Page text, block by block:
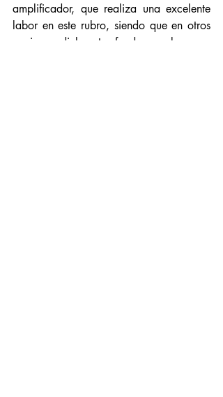
amplificador, que realiza una excelente
labor en este rubro, siendo que en otros
equipos dicho trasfondo acaba por